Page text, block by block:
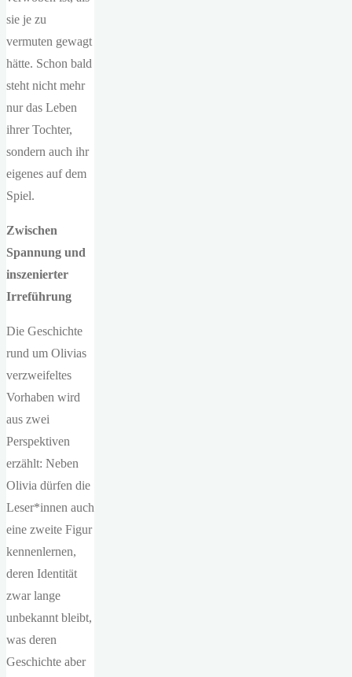
sie je zu
vermuten gewagt
hätte. Schon bald
steht nicht mehr
nur das Leben
ihrer Tochter,
sondern auch ihr
eigenes auf dem
Spiel.
Zwischen
Spannung und
inszenierter
Irreführung
Die Geschichte
rund um Olivias
verzweifeltes
Vorhaben wird
aus zwei
Perspektiven
erzählt: Neben
Olivia dürfen die
Leser*innen auch
eine zweite Figur
kennenlernen,
deren Identität
zwar lange
unbekannt bleibt,
was deren
Geschichte aber